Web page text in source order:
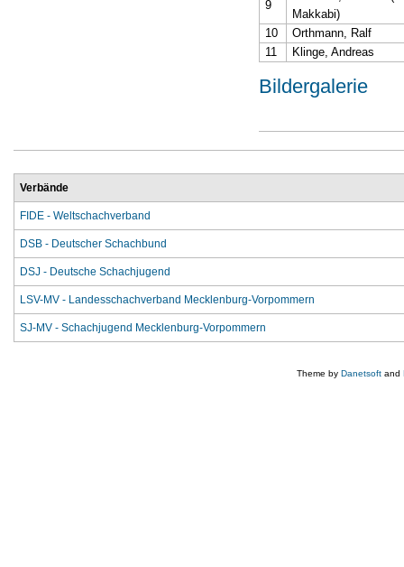
9
Makkabi)
10
Orthmann, Ralf
11
Klinge, Andreas
Bildergalerie
Verbände
FIDE - Weltschachverband
DSB - Deutscher Schachbund
DSJ - Deutsche Schachjugend
LSV-MV - Landesschachverband Mecklenburg-Vorpommern
SJ-MV - Schachjugend Mecklenburg-Vorpommern
Theme by Danetsoft and